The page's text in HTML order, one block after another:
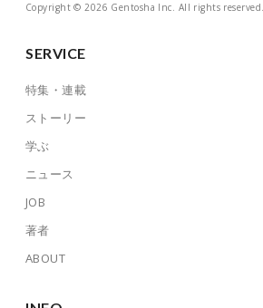
Copyright © 2026 Gentosha Inc. All rights reserved.
SERVICE
特集・連載
ストーリー
学ぶ
ニュース
JOB
著者
ABOUT